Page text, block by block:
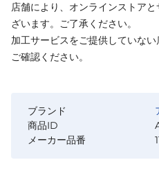
店舗により、オンラインストア
ざいます。ご了承ください。
加工サービスをご提供していな
ご確認ください。
ブランド
商品ID
メーカー品番